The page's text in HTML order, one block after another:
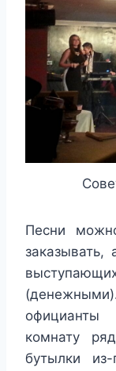
Песни
заказывать,
комнату
бутылки